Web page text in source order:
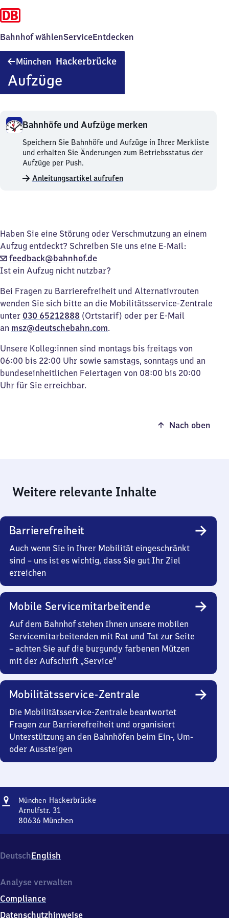
Bahnhof wählenServiceEntdecken
München Hackerbrücke
Aufzüge
Bahnhöfe und Aufzüge merken
Bahnhöfe
und
Aufzüge
merken.
Speichern Sie Bahnhöfe und Aufzüge in Ihrer Merkliste
und erhalten Sie Änderungen zum Betriebsstatus der
Aufzüge per Push.
Anleitungsartikel aufrufen
Haben Sie eine Störung oder Verschmutzung an einem
Aufzug entdeckt? Schreiben Sie uns eine E-Mail:
feedback@bahnhof.de
Ist ein Aufzug nicht nutzbar?
Bei Fragen zu Barrierefreiheit und Alternativrouten
wenden Sie sich bitte an die Mobilitätsservice-Zentrale
unter 030 65212888 (Ortstarif) oder per E-Mail
an msz@deutschebahn.com.
Unsere Kolleg:innen sind montags bis freitags von
06:00 bis 22:00 Uhr sowie samstags, sonntags und an
bundeseinheitlichen Feiertagen von 08:00 bis 20:00
Uhr für Sie erreichbar.
Nach oben
Weitere relevante Inhalte
Barrierefreiheit
Auch wenn Sie in Ihrer Mobilität eingeschränkt
sind – uns ist es wichtig, dass Sie gut Ihr Ziel
erreichen
Mobile Servicemitarbeitende
Auf dem Bahnhof stehen Ihnen unsere mobilen
Servicemitarbeitenden mit Rat und Tat zur Seite
– achten Sie auf die burgundy farbenen Mützen
mit der Aufschrift „Service“
Mobilitätsservice-Zentrale
Die Mobilitätsservice-Zentrale beantwortet
Fragen zur Barrierefreiheit und organisiert
Unterstützung an den Bahnhöfen beim Ein-, Um-
oder Aussteigen
Adresse
München HackerbrückeMünchen-
Arnulfstr. 31
80636 München
Arnulfstr.
31,
0
3
6
DeutschEnglish
Analyse verwalten
Compliance
Datenschutzhinweise